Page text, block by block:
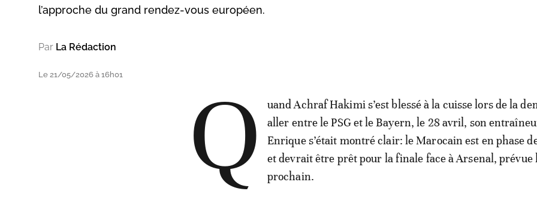
l’approche du grand rendez-vous européen.
Par La Rédaction
Le 21/05/2026 à 16h01 Q
uand Achraf Hakimi s’est blessé à la cuisse lors de la
aller entre le PSG et le Bayern, le 28 avril, son
Enrique s’était montré clair: le Marocain est en phase
et devrait être prêt pour la finale face à Arsenal, prévue
prochain.